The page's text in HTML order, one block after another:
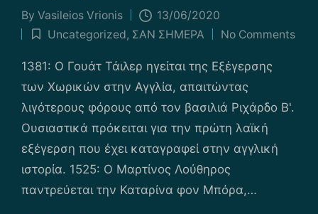
Posted
by
By Vasileios Vrionis 13/06/2020
Posted
in
Uncategorized, ΣΑΝ ΣΗΜΕΡΑ No Comments
1381: Ο Γουάτ Τάιλερ ηγείται της Εξέγερσης
των Χωρικών στην Αγγλία, απαιτώντας
λιγότερους φόρους από τον βασιλιά Ριχάρδο Β'.
Ουσιαστικά πρόκειται για την πρώτη λαϊκή
εξέγερση που έχει καταγραφεί στην αγγλική
ιστορία. 1525: Ο Μαρτίνος Λούθηρος
παντρεύεται την Καταρίνα φον Μπόρα,…